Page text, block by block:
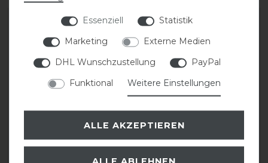
Contact Grip & Memory
-10%
Memory Foam Half Pad
Essenziell
Statistik
Marketing
Externe Medien
DHL Wunschzustellung
PayPal
Funktional
Weitere Einstellungen
ALLE AKZEPTIEREN
ALLE ABLEHNEN